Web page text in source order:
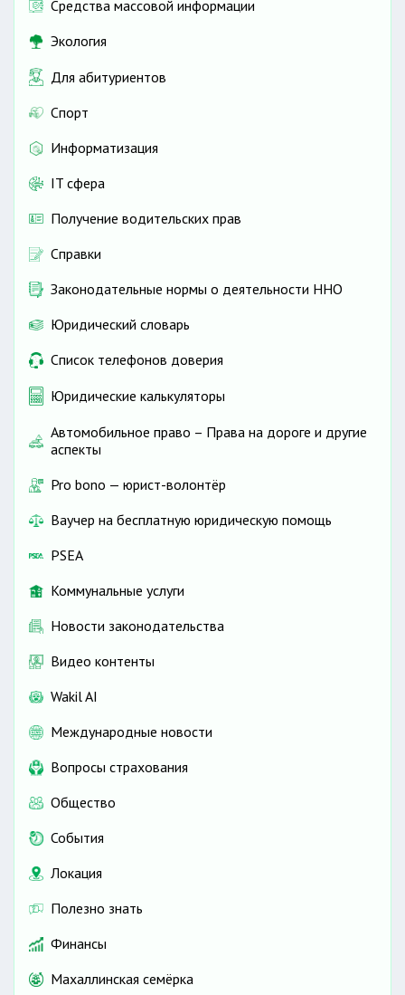
Средства массовой информации
Экология
Для абитуриентов
Спорт
Информатизация
IT сфера
Получение водительских прав
Справки
Законодательные нормы о деятельности ННО
Юридический словарь
Список телефонов доверия
Юридические калькуляторы
Автомобильное право – Права на дороге и другие
аспекты
Pro bono — юрист-волонтёр
Ваучер на бесплатную юридическую помощь
PSEA
Коммунальные услуги
Новости законодательства
Видео контенты
Wakil AI
Международные новости
Вопросы страхования
Общество
События
Локация
Полезно знать
Финансы
Махаллинская семёрка